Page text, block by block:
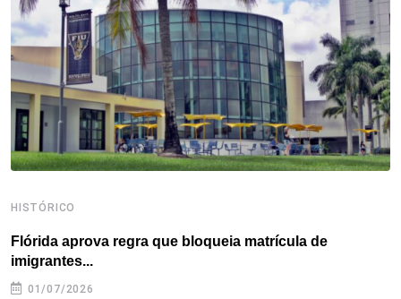
o
k
r I
n
e
s
s p
p
HISTÓRICO
Flórida aprova regra que bloqueia matrícula de
imigrantes...
01/07/2026